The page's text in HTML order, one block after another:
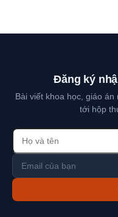
Đăng ký
Bài viết khoa học, giáo
tới hộp